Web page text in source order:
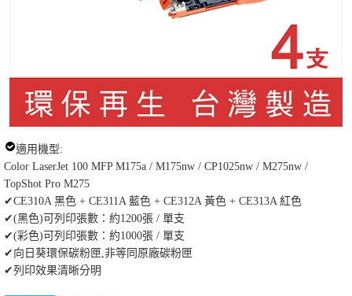
適用機型:
Color LaserJet 100 MFP M175a / M175nw / CP1025nw / M275nw /
TopShot Pro M275
✔CE310A 黑色 + CE311A 藍色 + CE312A 黃色 + CE313A 紅色
✔(黑色)可列印張數：約1200張 / 單支
✔(彩色)可列印張數：約1000張 / 單支
✔向日葵環保碳粉匣,非等同原廠碳粉匣
✔列印效果清晰分明